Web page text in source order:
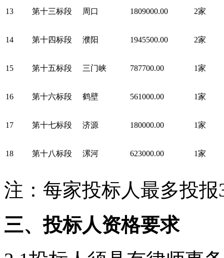
13 第十三标段 周口 1809000.00 2家
14 第十四标段 濮阳 1945500.00 2家
15 第十五标段 三门峡 787700.00 1家
16 第十六标段 鹤壁 561000.00 1家
17 第十七标段 济源 180000.00 1家
18 第十八标段 漯河 623000.00 1家
注：每家投标人最多投
三、投标人资格要求